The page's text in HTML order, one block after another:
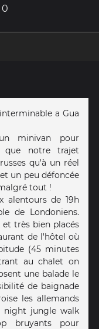
0
a Gua
minivan pour
que notre trajet
qu'à un réel
un peu défoncée
tout !
alentours de 19h
de Londoniens.
et très bien placés
de l'hôtel où
(45 minutes
au chalet on
une balade le
de baignade
les allemands
night jungle walk
bruyants pour